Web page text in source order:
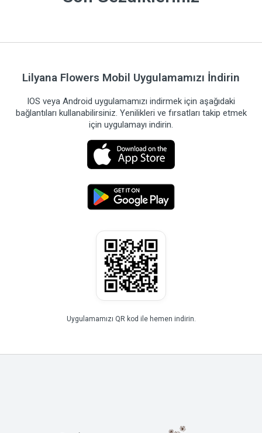
Lilyana Flowers Mobil Uygulamamızı İndirin
IOS veya Android uygulamamızı indirmek için aşağıdaki
bağlantıları kullanabilirsiniz. Yenilikleri ve fırsatları takip etmek
için uygulamayı indirin.
Uygulamamızı QR kod ile hemen indirin.